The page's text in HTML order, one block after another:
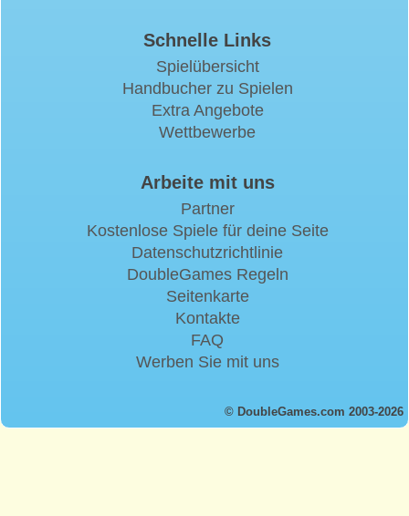
Schnelle Links
Spielübersicht
Handbucher zu Spielen
Extra Angebote
Wettbewerbe
Arbeite mit uns
Partner
Kostenlose Spiele für deine Seite
Datenschutzrichtlinie
DoubleGames Regeln
Seitenkarte
Kontakte
FAQ
Werben Sie mit uns
© DoubleGames.com 2003-2026